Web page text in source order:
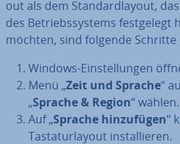
out als dem Stan­dard­lay­out,
des Be­triebs­sys­tems fest­ge­legt
möchten, sind folgende
Windows-Ein­stel­lun­gen
Menü „Zeit und Sprache“
„Sprache & Region“ wählen.
Auf „Sprache hin­zu­fü­gen“
Tas­ta­tur­lay­out in­stal­lie­ren.